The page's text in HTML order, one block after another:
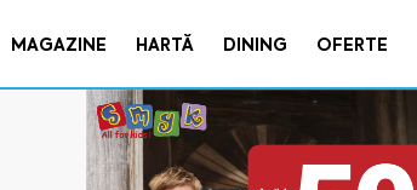
MAGAZINE HARTĂ DINING OFERTE